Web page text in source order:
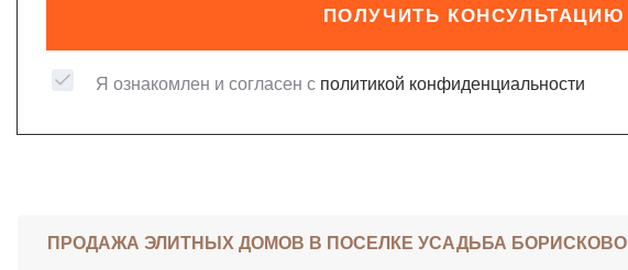
ПОЛУЧИТЬ КОНСУЛЬТАЦИЮ
Я ознакомлен и согласен с политикой конфиденциальности
ПРОДАЖА ЭЛИТНЫХ ДОМОВ В ПОСЕЛКЕ УСАДЬБА БОРИСКОВО